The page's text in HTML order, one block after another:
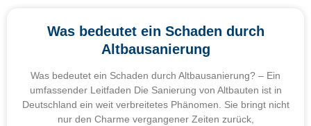
Was bedeutet ein Schaden durch
Altbausanierung
Was bedeutet ein Schaden durch Altbausanierung? – Ein
umfassender Leitfaden Die Sanierung von Altbauten ist in
Deutschland ein weit verbreitetes Phänomen. Sie bringt nicht
nur den Charme vergangener Zeiten zurück,